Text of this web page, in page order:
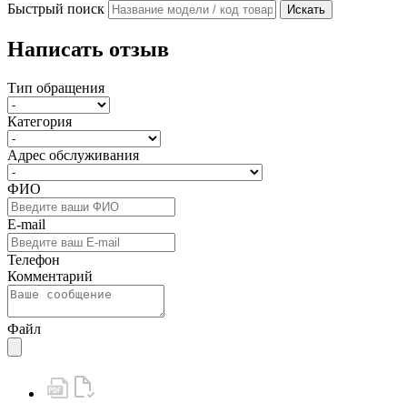
Быстрый поиск Искать
Написать отзыв
Тип обращения
Категория
Адрес обслуживания
ФИО
E-mail
Телефон
Комментарий
Файл